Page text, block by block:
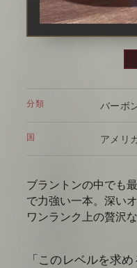
分類 バーボ
国 アメリ
ブラントンの中でも
で力強い一本。深い
ワンランク上の贅沢
「このレベルを求